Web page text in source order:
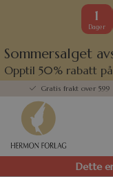
1
Dager
Sommersalget
Opptil 50% rabatt
kundefavoritter
Gratis frakt over 599
Dette